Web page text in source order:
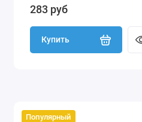
283 руб
Купить
Популярный